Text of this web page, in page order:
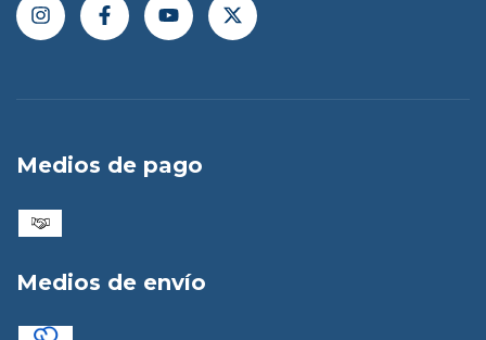
Medios de pago
Medios de envío